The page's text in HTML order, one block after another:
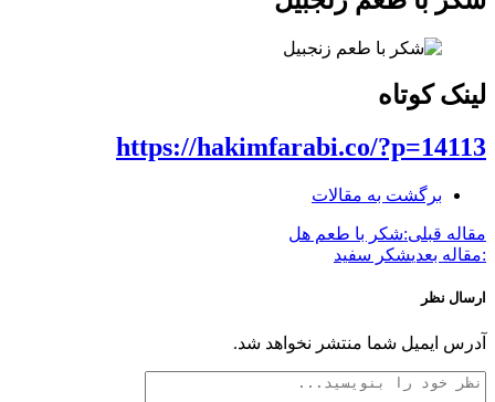
لینک کوتاه
https://hakimfarabi.co/?p=14113
برگشت به مقالات
مقاله قبلی:شکر با طعم هل
:مقاله بعدیشکر سفید
ارسال نظر
آدرس ایمیل شما منتشر نخواهد شد.